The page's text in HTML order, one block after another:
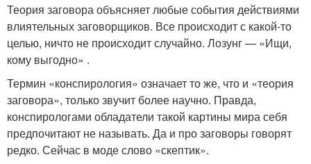
Теория заговора объясняет любые события действиями
влиятельных заговорщиков. Все происходит с какой-то
целью, ничто не происходит случайно. Лозунг — «Ищи,
кому выгодно» .
Термин «конспирология» означает то же, что и «теория
заговора», только звучит более научно. Правда,
конспирологами обладатели такой картины мира себя
предпочитают не называть. Да и про заговоры говорят
редко. Сейчас в моде слово «скептик».